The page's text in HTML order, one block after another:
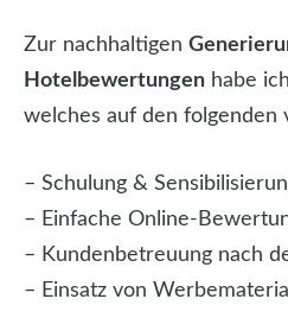
Zur nachhaltigen
Hotelbewertungen habe
welches auf den folgenden
– Schulung &
– Einfache Online-
– Kundenbetreuung nach
– Einsatz von